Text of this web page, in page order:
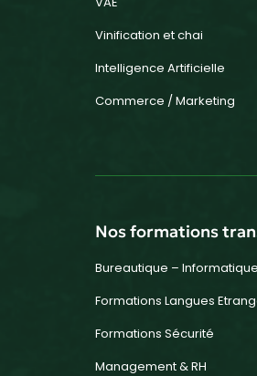
Vinification et chai
Intelligence Artificielle
Commerce / Marketing
Nos formations
Bureautique – Informatique
Formations Langues
Formations Sécurité
Management & RH